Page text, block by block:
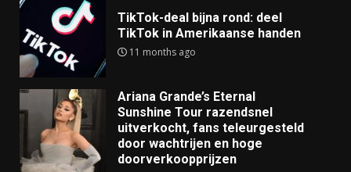
TikTok-deal bijna rond: deel
TikTok in Amerikaanse handen
11 months ago
Ariana Grande’s Eternal
Sunshine Tour razendsnel
uitverkocht, fans teleurgesteld
door wachtrijen en hoge
doorverkoopprijzen